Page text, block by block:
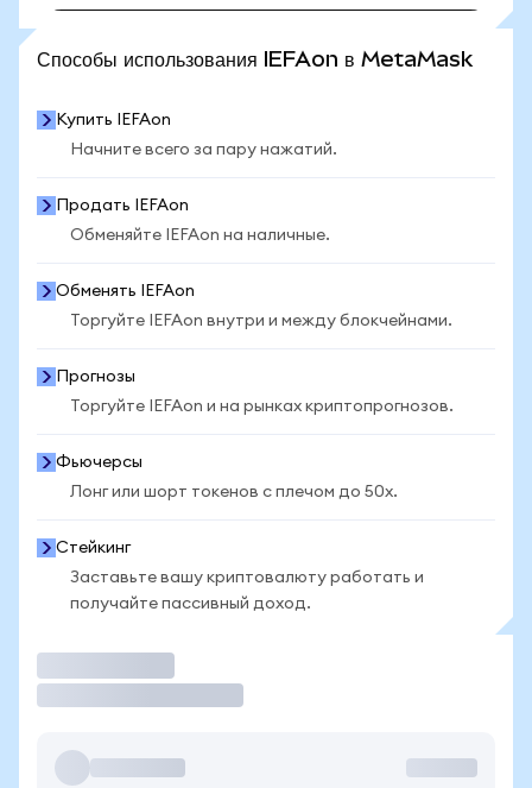
Способы использования IEFAon в MetaMask
Купить IEFAon
Начните всего за пару нажатий.
Продать IEFAon
Обменяйте IEFAon на наличные.
Обменять IEFAon
Торгуйте IEFAon внутри и между блокчейнами.
Прогнозы
Торгуйте IEFAon и на рынках криптопрогнозов.
Фьючерсы
Лонг или шорт токенов с плечом до 50x.
Стейкинг
Заставьте вашу криптовалюту работать и
получайте пассивный доход.